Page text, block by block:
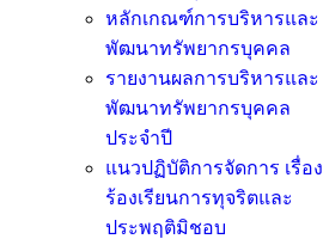
หลักเกณฑ์การบริหารและ
พัฒนาทรัพยากรบุคคล
รายงานผลการบริหารและ
พัฒนาทรัพยากรบุคคล
ประจำปี
แนวปฏิบัติการจัดการ เรื่อง
ร้องเรียนการทุจริตและ
ประพฤติมิชอบ